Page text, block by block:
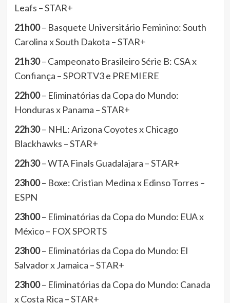
Leafs – STAR+
21h00– Basquete Universitário Feminino: South
Carolina x South Dakota – STAR+
21h30– Campeonato Brasileiro Série B: CSA x
Confiança – SPORTV3 e PREMIERE
22h00– Eliminatórias da Copa do Mundo:
Honduras x Panama – STAR+
22h30– NHL: Arizona Coyotes x Chicago
Blackhawks – STAR+
22h30– WTA Finals Guadalajara – STAR+
23h00– Boxe: Cristian Medina x Edinso Torres –
ESPN
23h00– Eliminatórias da Copa do Mundo: EUA x
México – FOX SPORTS
23h00– Eliminatórias da Copa do Mundo: El
Salvador x Jamaica – STAR+
23h00– Eliminatórias da Copa do Mundo: Canada
x Costa Rica – STAR+